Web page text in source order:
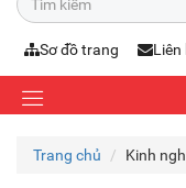
Sơ đồ trang Liên
Trang chủ Kinh